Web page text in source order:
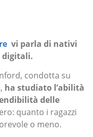
vi parla di nativi
digitali.
condotta su
ha studiato l’abilità
delle
quanto i ragazzi
o meno.